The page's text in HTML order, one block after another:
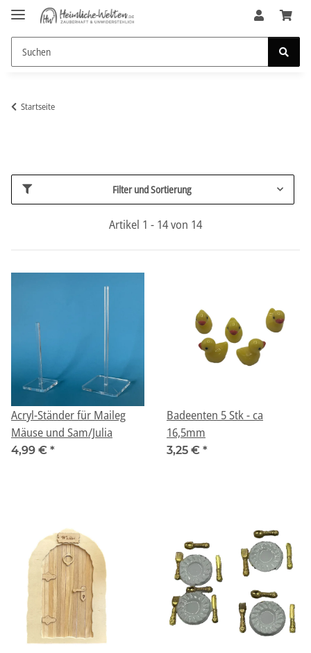
Startseite
Filter und Sortierung
Artikel 1 - 14 von 14
Acryl-Ständer für Maileg
Mäuse und Sam/Julia
4,99 € *
Badeenten 5 Stk - ca
16,5mm
3,25 € *